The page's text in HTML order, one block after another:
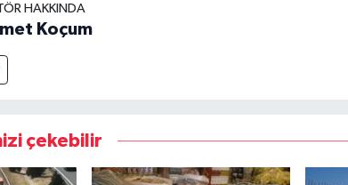
HAKKINDA
Koçum
çekebilir